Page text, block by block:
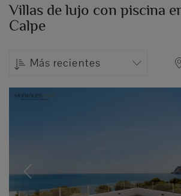
Villas de lujo con piscina
Calpe
Más recientes
Previous